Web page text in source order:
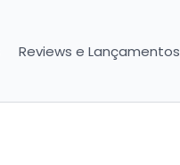
Reviews e Lançamentos